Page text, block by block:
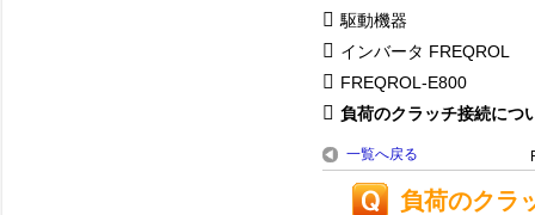
駆動機器
インバータ FREQROL
FREQROL-E800
負荷のクラッチ接続につ
一覧へ戻る
負荷のクラ